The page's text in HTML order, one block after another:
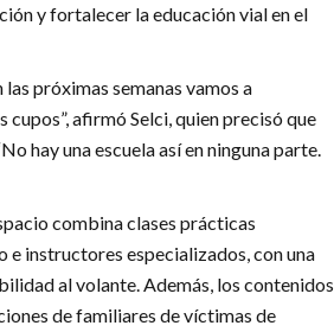
y fortalecer la educación vial en el
próximas semanas vamos a
afirmó Selci, quien precisó que
hay una escuela así en ninguna parte.
combina clases prácticas
e instructores especializados, con una
al volante. Además, los contenidos
de familiares de víctimas de